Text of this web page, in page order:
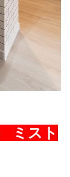
ミスト